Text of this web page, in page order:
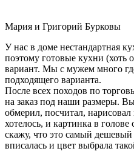
Мария и Григорий Бурковы
У нас в доме нестандартная
поэтому готовые кухни
вариант. Мы с мужем много
подходящего варианта.
После всех походов по
на заказ под наши размеры.
обмерил, посчитал,
хотелось, и картинка в
скажу, что это самый
вписалась и цвет выбрала